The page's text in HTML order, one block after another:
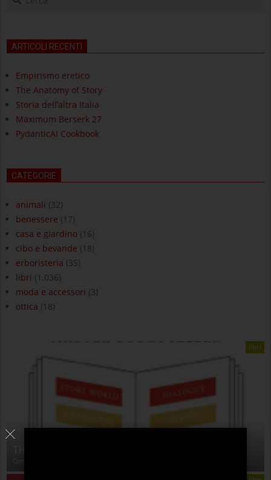
ARTICOLI RECENTI
Empirismo eretico
The Anatomy of Story
Storia dell’altra Italia
Maximum Berserk 27
PydanticAI Cookbook
CATEGORIE
animali (32)
benessere (17)
casa e giardino (16)
cibo e bevande (18)
erboristeria (35)
libri (1.036)
moda e accessori (3)
ottica (18)
libri